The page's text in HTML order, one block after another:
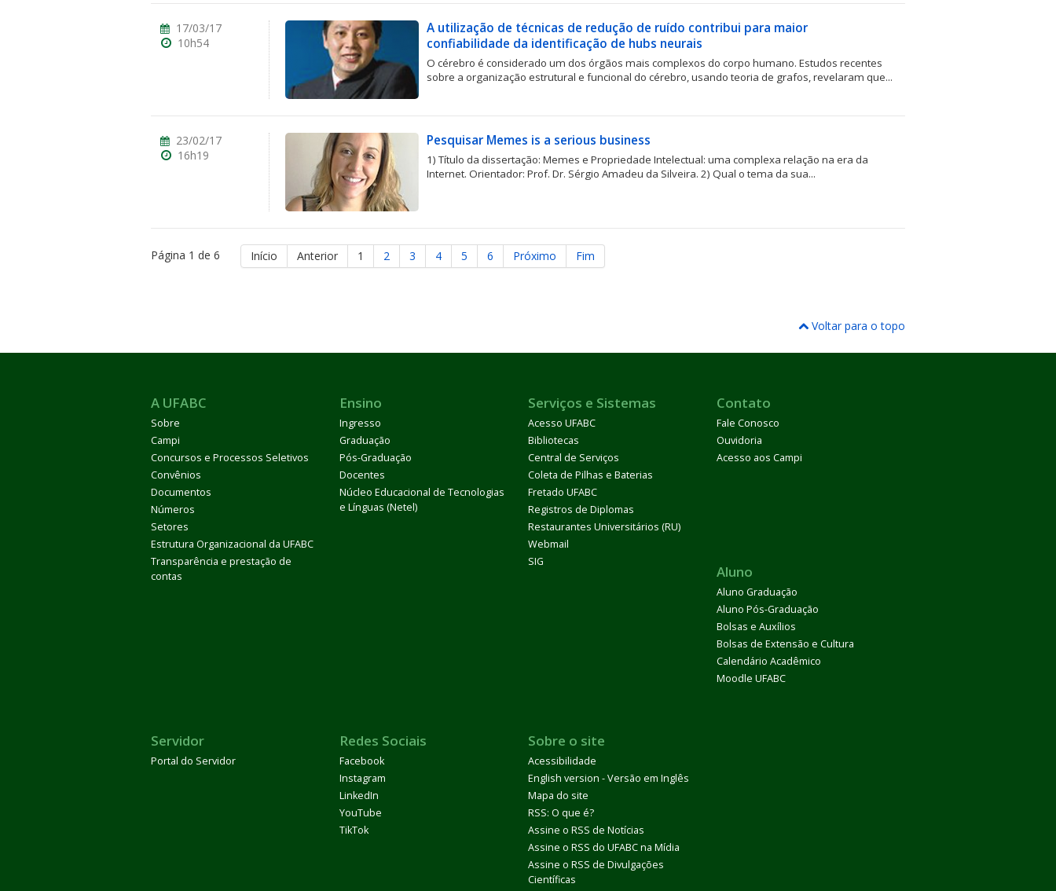
A utilização de técnicas de redução de ruído contribui para maior
confiabilidade da identificação de hubs neurais
O cérebro é considerado um dos órgãos mais complexos do corpo humano. Estudos recentes
sobre a organização estrutural e funcional do cérebro, usando teoria de grafos, revelaram que...
17/03/17
10h54
Pesquisar Memes is a serious business
1) Título da dissertação: Memes e Propriedade Intelectual: uma complexa relação na era da
Internet. Orientador: Prof. Dr. Sérgio Amadeu da Silveira. 2) Qual o tema da sua...
23/02/17
16h19
Página 1 de 6 Início Anterior 1 2 3 4 5 6 Próximo Fim
Voltar para o topo
A UFABC
Sobre
Campi
Concursos e Processos Seletivos
Convênios
Documentos
Números
Setores
Estrutura Organizacional da UFABC
Transparência e prestação de
contas
Ensino
Ingresso
Graduação
Pós-Graduação
Docentes
Núcleo Educacional de Tecnologias
e Línguas (Netel)
Serviços e Sistemas
Acesso UFABC
Bibliotecas
Central de Serviços
Coleta de Pilhas e Baterias
Fretado UFABC
Registros de Diplomas
Restaurantes Universitários (RU)
Webmail
SIG
Contato
Fale Conosco
Ouvidoria
Acesso aos Campi
Aluno
Aluno Graduação
Aluno Pós-Graduação
Bolsas e Auxílios
Bolsas de Extensão e Cultura
Calendário Acadêmico
Moodle UFABC
Servidor
Portal do Servidor
Redes Sociais
Facebook
Instagram
LinkedIn
YouTube
TikTok
Sobre o site
Acessibilidade
English version - Versão em Inglês
Mapa do site
RSS: O que é?
Assine o RSS de Notícias
Assine o RSS do UFABC na Mídia
Assine o RSS de Divulgações
Científicas